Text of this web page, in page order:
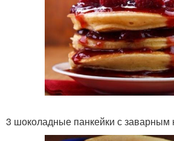
3 шоколадные панкейки с заварным